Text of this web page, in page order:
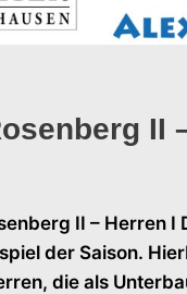
II
II – Herren I
der Saison.
die als